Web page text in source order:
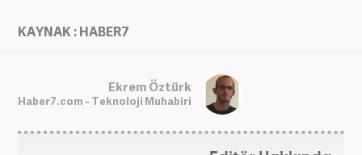
KAYNAK : HABER7
Ekrem Öztürk
Haber7.com - Teknoloji Muhabiri